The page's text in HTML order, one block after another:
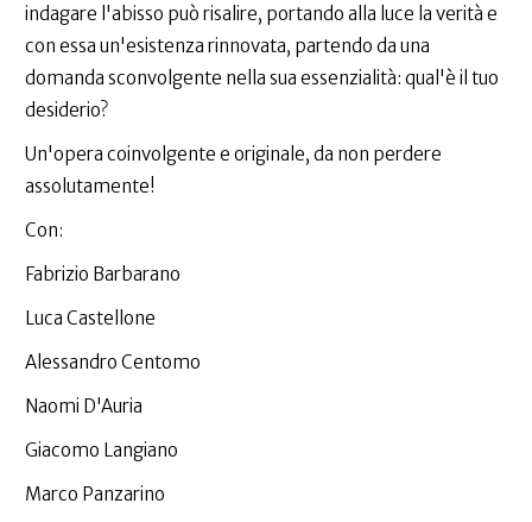
indagare l'abisso può risalire, portando alla luce la verità e
con essa un'esistenza rinnovata, partendo da una
domanda sconvolgente nella sua essenzialità: qual'è il tuo
desiderio?
Un'opera coinvolgente e originale, da non perdere
assolutamente!
Con:
Fabrizio Barbarano
Luca Castellone
Alessandro Centomo
Naomi D'Auria
Giacomo Langiano
Marco Panzarino